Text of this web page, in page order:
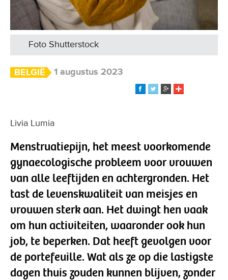
Foto Shutterstock
BELGIË 1 augustus 2023
Livia Lumia
Menstruatiepijn, het meest voorkomende
gynaecologische probleem voor vrouwen
van alle leeftijden en achtergronden. Het
tast de levenskwaliteit van meisjes en
vrouwen sterk aan. Het dwingt hen vaak
om hun activiteiten, waaronder ook hun
job, te beperken. Dat heeft gevolgen voor
de portefeuille. Wat als ze op die lastigste
dagen thuis zouden kunnen blijven, zonder